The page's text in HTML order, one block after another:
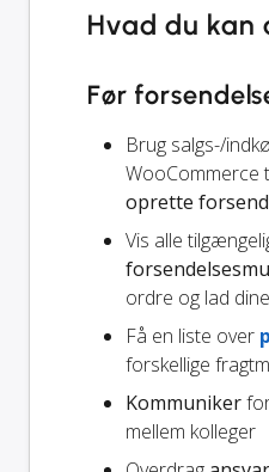
Hvad du kan
Før
Brug salgs-/
WooCommerce
oprette
Vis alle
ordre og lad
Få en liste over
forskellige
Kommuniker
mellem kolleger